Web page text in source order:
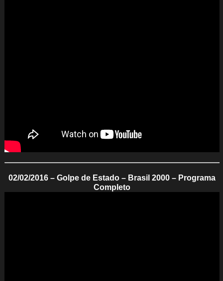
02/02/2016 – Golpe de Estado – Brasil 2000 – Programa
Completo